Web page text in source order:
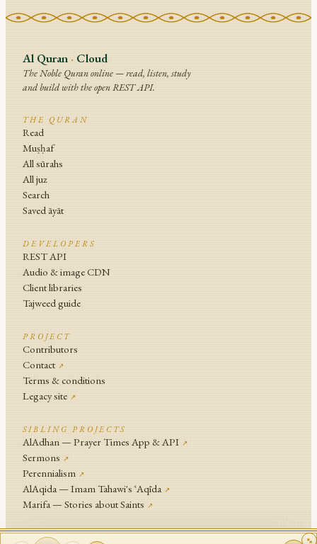
Al Quran · Cloud
The Noble Quran online — read, listen, study
and build with the open REST API.
THE QURAN
Read
Muṣḥaf
All sūrahs
All juz
Search
Saved āyāt
DEVELOPERS
REST API
Audio & image CDN
Client libraries
Tajweed guide
PROJECT
Contributors
Contact ↗
Terms & conditions
Legacy site ↗
SIBLING PROJECTS
AlAdhan — Prayer Times App & API ↗
Sermons ↗
Perennialism ↗
AlAqida — Imam Tahawi's ʿAqīda ↗
Marifa — Stories about Saints ↗